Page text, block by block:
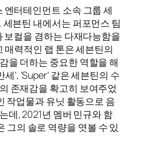
엔터테인먼트 소속 그룹 세
븐틴 내에서는 퍼포먼스 팀
보컬을 겸하는 다재다능함을
매력적인 랩 톤은 세븐틴의
을 더하는 중요한 역할을 해
세’, ‘Super’ 같은 세븐틴의 수
존재감을 확고히 보여주었
작업물과 유닛 활동으로 음
데, 2021년 멤버 민규와 함
그의 솔로 역량을 엿볼 수 있